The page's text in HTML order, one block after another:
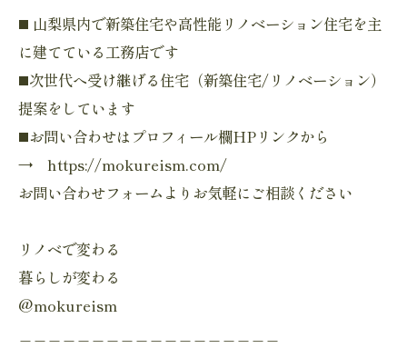
◼️ 山梨県内で新築住宅や高性能リノベーション住宅を主
に建てている工務店です
◼️次世代へ受け継げる住宅（新築住宅/リノベーション）
提案をしています
◼️お問い合わせはプロフィール欄HPリンクから
→ https://mokureism.com/
お問い合わせフォームよりお気軽にご相談ください
リノベで変わる
暮らしが変わる
@mokureism